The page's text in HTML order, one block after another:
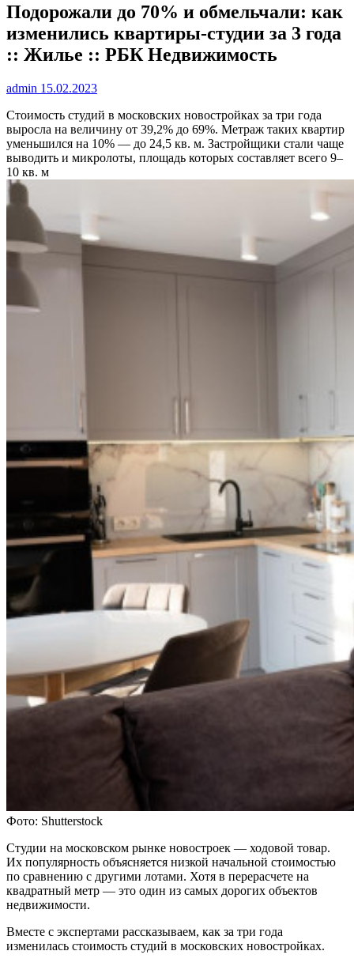
Подорожали до 70% и обмельчали: как
изменились квартиры-студии за 3 года
:: Жилье :: РБК Недвижимость
admin 15.02.2023
Стоимость студий в московских новостройках за три года
выросла на величину от 39,2% до 69%. Метраж таких квартир
уменьшился на 10% — до 24,5 кв. м. Застройщики стали чаще
выводить и микролоты, площадь которых составляет всего 9–
10 кв. м
Фото: Shutterstock
Студии на московском рынке новостроек — ходовой товар.
Их популярность объясняется низкой начальной стоимостью
по сравнению с другими лотами. Хотя в перерасчете на
квадратный метр — это один из самых дорогих объектов
недвижимости.
Вместе с экспертами рассказываем, как за три года
изменилась стоимость студий в московских новостройках.